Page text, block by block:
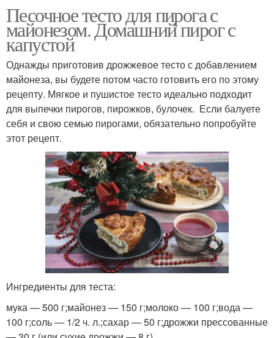
Песочное тесто для пирога с
майонезом. Домашний пирог с
капустой
Однажды приготовив дрожжевое тесто с добавлением
майонеза, вы будете потом часто готовить его по этому
рецепту. Мягкое и пушистое тесто идеально подходит
для выпечки пирогов, пирожков, булочек. Если балуете
себя и свою семью пирогами, обязательно попробуйте
этот рецепт.
Ингредиенты для теста:
мука — 500 г;майонез — 150 г;молоко — 100 г;вода —
100 г;соль — 1/2 ч. л.;сахар — 50 г;дрожжи прессованные